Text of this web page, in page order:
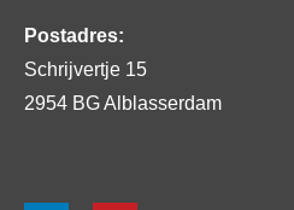
Postadres:
Schrijvertje 15
2954 BG Alblasserdam